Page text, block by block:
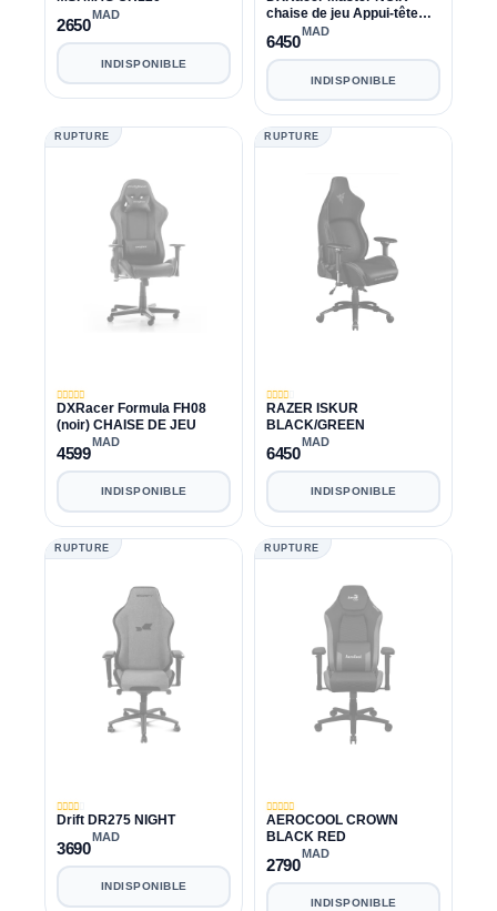
2650
MAD
INDISPONIBLE
chaise de jeu Appui-tête
coulissant, accoudoir en
métal 4D, coussin de siège
remplaçable
6450
MAD
INDISPONIBLE
RUPTURE
DXRacer Formula FH08
(noir) CHAISE DE JEU
4599
MAD
INDISPONIBLE
RUPTURE
RAZER ISKUR
BLACK/GREEN
6450
MAD
INDISPONIBLE
RUPTURE
Drift DR275 NIGHT
3690
MAD
INDISPONIBLE
RUPTURE
AEROCOOL CROWN
BLACK RED
2790
MAD
INDISPONIBLE